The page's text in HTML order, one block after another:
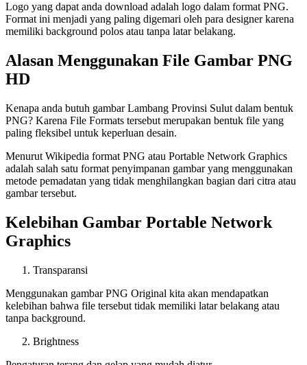
Logo yang dapat anda download adalah logo dalam format PNG.
Format ini menjadi yang paling digemari oleh para designer karena
memiliki background polos atau tanpa latar belakang.
Alasan Menggunakan File Gambar PNG
HD
Kenapa anda butuh gambar Lambang Provinsi Sulut dalam bentuk
PNG? Karena File Formats tersebut merupakan bentuk file yang
paling fleksibel untuk keperluan desain.
Menurut Wikipedia format PNG atau Portable Network Graphics
adalah salah satu format penyimpanan gambar yang menggunakan
metode pemadatan yang tidak menghilangkan bagian dari citra atau
gambar tersebut.
Kelebihan Gambar Portable Network
Graphics
Transparansi
Menggunakan gambar PNG Original kita akan mendapatkan
kelebihan bahwa file tersebut tidak memiliki latar belakang atau
tanpa background.
Brightness